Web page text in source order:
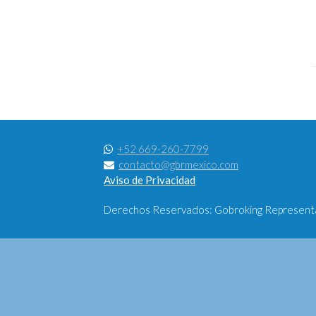
+52 669-260-7799
contacto@gbrmexico.com
Aviso de Privacidad
Derechos Reservados: Gobroking